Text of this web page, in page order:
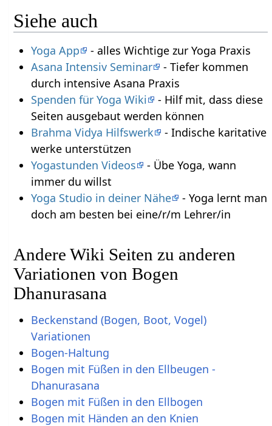
Siehe auch
Yoga App
- alles Wichtige zur Yoga Praxis
Asana Intensiv Seminar
- Tiefer kommen
durch intensive Asana Praxis
Spenden für Yoga Wiki
- Hilf mit, dass diese
Seiten ausgebaut werden können
Brahma Vidya Hilfswerk
- Indische karitative
werke unterstützen
Yogastunden Videos
- Übe Yoga, wann
immer du willst
Yoga Studio in deiner Nähe
- Yoga lernt man
doch am besten bei eine/r/m Lehrer/in
Andere Wiki Seiten zu anderen
Variationen von Bogen
Dhanurasana
Beckenstand (Bogen, Boot, Vogel)
Variationen
Bogen-Haltung
Bogen mit Füßen in den Ellbeugen -
Dhanurasana
Bogen mit Füßen in den Ellbogen
Bogen mit Händen an den Knien